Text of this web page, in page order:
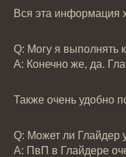
Вся эта информация
Q: Могу я выполнять
А: Конечно же, да.
Также очень удобно
Q: Может ли Глайдер
А: ПвП в Глайдере